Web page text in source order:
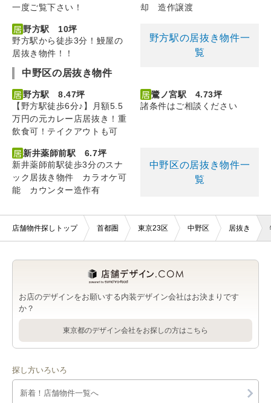
一度ご覧下さい！
却 造作譲渡
野方駅 10坪
野方駅から徒歩3分！鰻屋の
居抜き物件！！
野方駅の居抜き物件一
覧
中野区の居抜き物件
野方駅 8.47坪
【野方駅徒歩6分♪】月額5.5
万円の元カレー店居抜き！重
飲食可！テイクアウトも可
鷺ノ宮駅 4.73坪
諸条件はご相談ください
新井薬師前駅 6.7坪
新井薬師前駅徒歩3分のスナ
ック居抜き物件 カラオケ可
能 カウンター造作有
中野区の居抜き物件一
覧
店舗物件探しトップ 首都圏 東京23区 中野区 居抜き
お店のデザインをお願いする内装デザイン会社はお決まりです
か？
東京都のデザイン会社をお探しの方はこちら
探し方いろいろ
新着！店舗物件一覧へ